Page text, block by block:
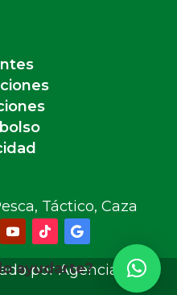
Táctico, Caza
por Agencia
ayudarte?